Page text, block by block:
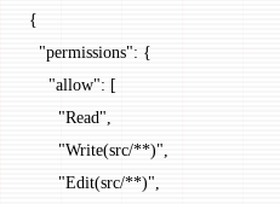
{
  "permissions"
: {
    "allow"
: [
      "Read"
,
      "Write(src/**)"
,
      "Edit(src/**)"
,